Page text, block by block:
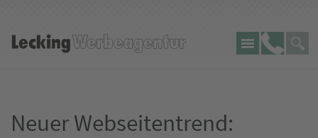
Lecking
Telefon:
Seite
Neuer Webseitentrend: